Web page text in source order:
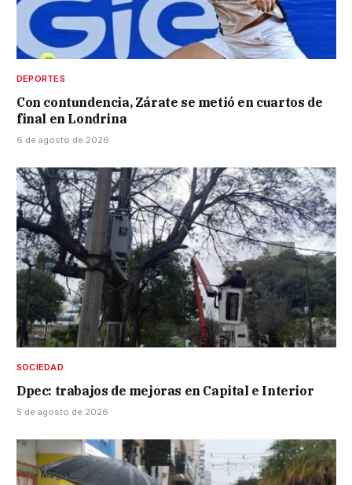
DEPORTES
Con contundencia, Zárate se metió en cuartos de
final en Londrina
6 de agosto de 2026
SOCIEDAD
Dpec: trabajos de mejoras en Capital e Interior
5 de agosto de 2026